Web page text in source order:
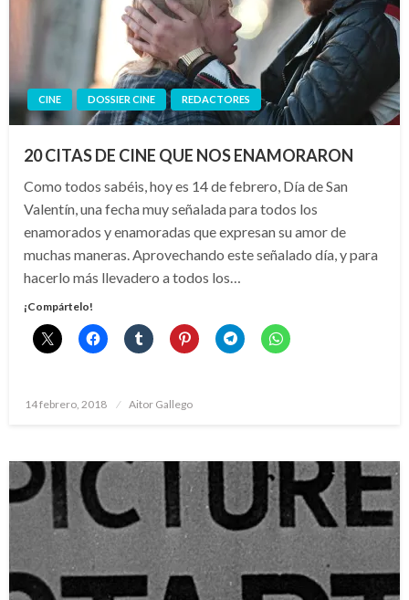
CINE DOSSIER CINE REDACTORES
20 CITAS DE CINE QUE NOS ENAMORARON
Como todos sabéis, hoy es 14 de febrero, Día de San
Valentín, una fecha muy señalada para todos los
enamorados y enamoradas que expresan su amor de
muchas maneras. Aprovechando este señalado día, y para
hacerlo más llevadero a todos los…
¡Compártelo!
Publicado
14 febrero, 2018 Aitor Gallego